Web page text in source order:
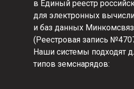
в Единый реестр
для электронных
и баз данных
(Реестровая запись
Наши системы подходят
типов земснарядов: